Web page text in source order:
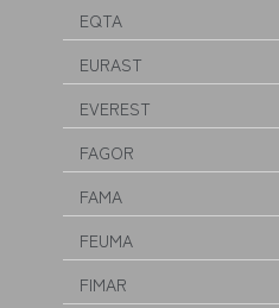
EQTA
EURAST
EVEREST
FAGOR
FAMA
FEUMA
FIMAR